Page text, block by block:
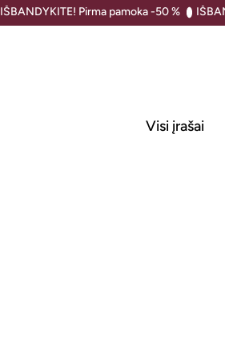
IŠBANDYKITE! Pirma pamoka -50 %
Visi įrašai